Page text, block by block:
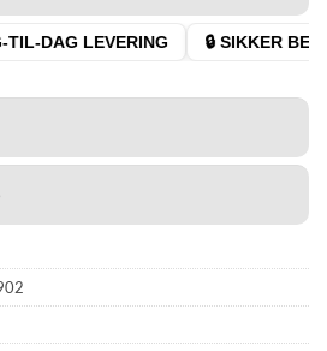
DAG LEVERING 🔒 SIKKER